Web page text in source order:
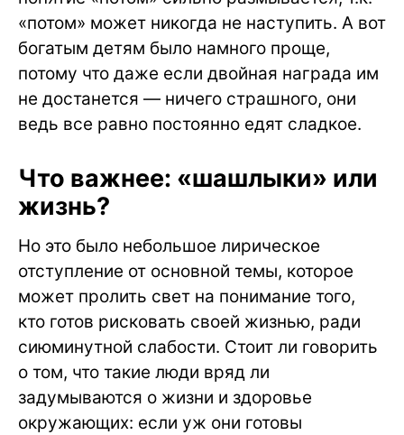
«потом» может никогда не наступить. А вот
богатым детям было намного проще,
потому что даже если двойная награда им
не достанется — ничего страшного, они
ведь все равно постоянно едят сладкое.
Что важнее: «шашлыки» или
жизнь?
Но это было небольшое лирическое
отступление от основной темы, которое
может пролить свет на понимание того,
кто готов рисковать своей жизнью, ради
сиюминутной слабости. Стоит ли говорить
о том, что такие люди вряд ли
задумываются о жизни и здоровье
окружающих: если уж они готовы